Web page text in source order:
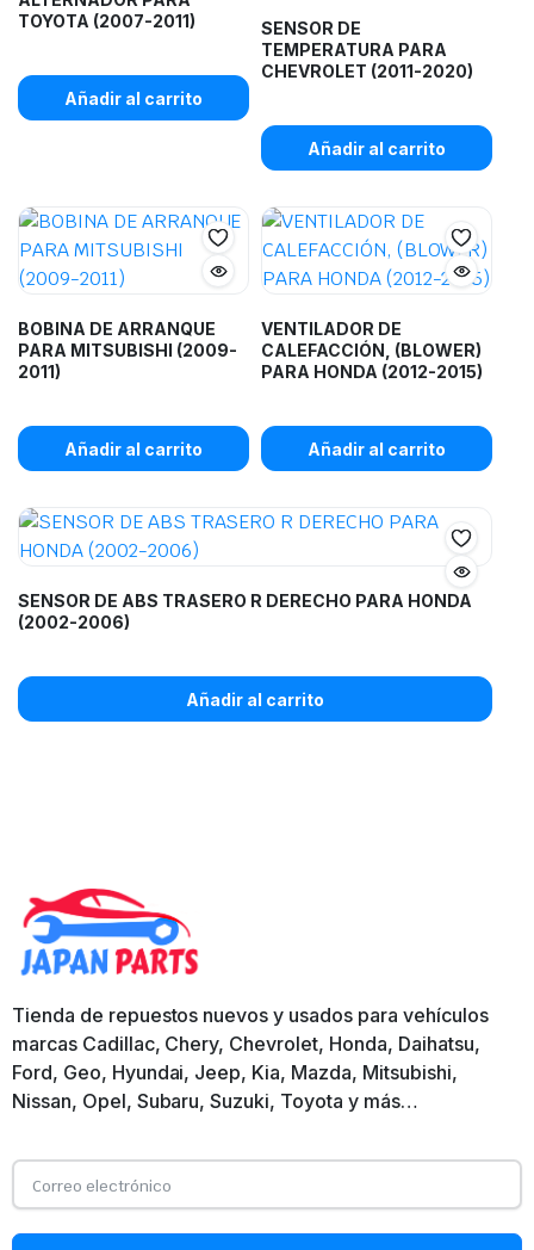
TOYOTA (2007-2011)
Añadir al carrito
SENSOR DE
TEMPERATURA PARA
CHEVROLET (2011-2020)
Añadir al carrito
BOBINA DE ARRANQUE
PARA MITSUBISHI (2009-
2011)
Añadir al carrito
VENTILADOR DE
CALEFACCIÓN, (BLOWER)
PARA HONDA (2012-2015)
Añadir al carrito
SENSOR DE ABS TRASERO R DERECHO PARA HONDA
(2002-2006)
Añadir al carrito
Tienda de repuestos nuevos y usados para vehículos
marcas Cadillac, Chery, Chevrolet, Honda, Daihatsu,
Ford, Geo, Hyundai, Jeep, Kia, Mazda, Mitsubishi,
Nissan, Opel, Subaru, Suzuki, Toyota y más…